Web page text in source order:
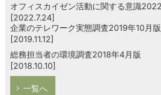
オフィスカイゼン活動に関する意識
[2022.7.24]
企業のテレワーク実態調査2019年10月版
[2019.11.12]
総務担当者の環境調査2018年4月版
[2018.10.10]
一覧へ